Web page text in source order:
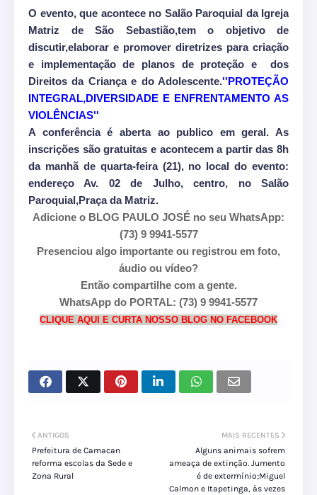
O evento, que acontece no Salão Paroquial da Igreja
Matriz de São Sebastião,tem o objetivo de
discutir,elaborar e promover diretrizes para criação
e implementação de planos de proteção e dos
Direitos da Criança e do Adolescente.''PROTEÇÃO
INTEGRAL,DIVERSIDADE E ENFRENTAMENTO AS
VIOLÊNCIAS''
A conferência é aberta ao publico em geral. As
inscrições são gratuitas e acontecem a partir das 8h
da manhã de quarta-feira (21), no local do evento:
endereço Av. 02 de Julho, centro, no Salão
Paroquial,Praça da Matriz.
Adicione o BLOG PAULO JOSÉ no seu WhatsApp:
(73) 9 9941-5577
Presenciou algo importante ou registrou em foto,
áudio ou vídeo?
Então compartilhe com a gente.
WhatsApp do PORTAL: (73) 9 9941-5577
CLIQUE AQUI E CURTA NOSSO BLOG NO FACEBOOK
MAIS RECENTES
Alguns animais sofrem
ameaça de extinção. Jumento
é de extermínio;Miguel
Calmon e Itapetinga, às vezes
ANTIGOS
Prefeitura de Camacan
reforma escolas da Sede e
Zona Rural